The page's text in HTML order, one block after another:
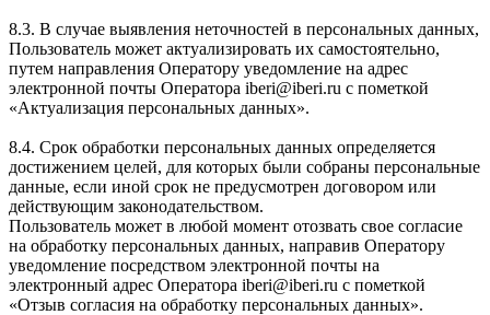
8.3. В случае выявления неточностей в персональных данных,
Пользователь может актуализировать их самостоятельно,
путем направления Оператору уведомление на адрес
электронной почты Оператора iberi@iberi.ru с пометкой
«Актуализация персональных данных».
8.4. Срок обработки персональных данных определяется
достижением целей, для которых были собраны персональные
данные, если иной срок не предусмотрен договором или
действующим законодательством.
Пользователь может в любой момент отозвать свое согласие
на обработку персональных данных, направив Оператору
уведомление посредством электронной почты на
электронный адрес Оператора iberi@iberi.ru с пометкой
«Отзыв согласия на обработку персональных данных».